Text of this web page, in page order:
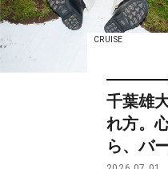
CRUISE
千葉雄
れ方。
ら、バ